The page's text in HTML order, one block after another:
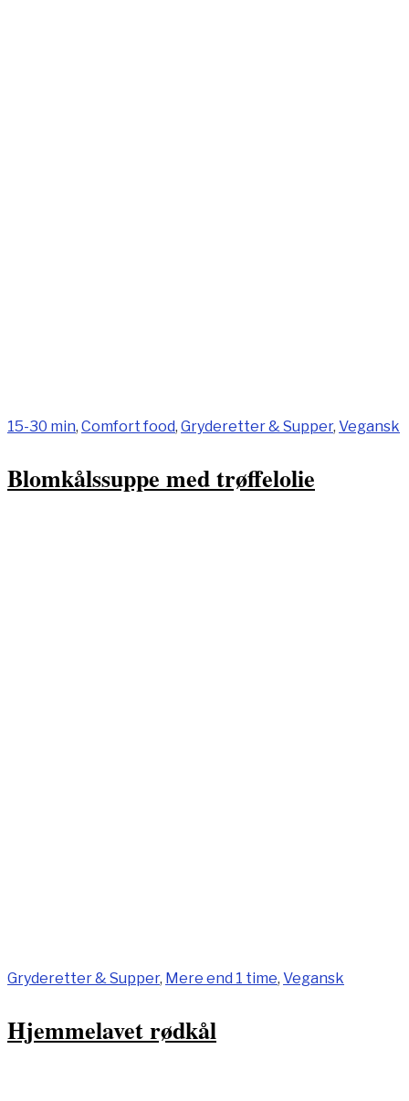
15-30 min, Comfort food, Gryderetter & Supper, Vegansk
Blomkålssuppe med trøffelolie
Gryderetter & Supper, Mere end 1 time, Vegansk
Hjemmelavet rødkål